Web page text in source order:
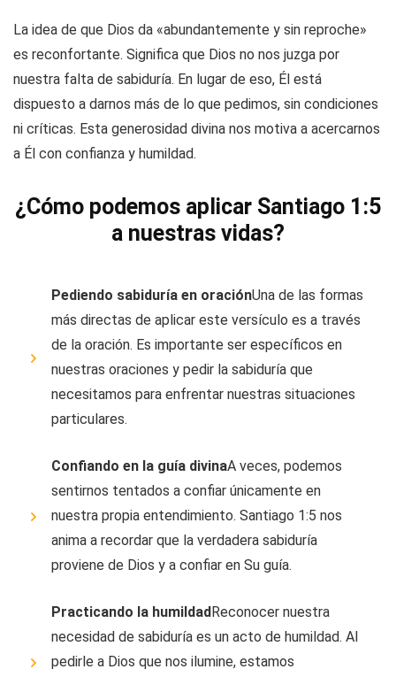
La idea de que Dios da «abundantemente y sin reproche»
es reconfortante. Significa que Dios no nos juzga por
nuestra falta de sabiduría. En lugar de eso, Él está
dispuesto a darnos más de lo que pedimos, sin condiciones
ni críticas. Esta generosidad divina nos motiva a acercarnos
a Él con confianza y humildad.
¿Cómo podemos aplicar Santiago 1:5
a nuestras vidas?
Pediendo sabiduría en oraciónUna de las formas
más directas de aplicar este versículo es a través
de la oración. Es importante ser específicos en
nuestras oraciones y pedir la sabiduría que
necesitamos para enfrentar nuestras situaciones
particulares.
Confiando en la guía divinaA veces, podemos
sentirnos tentados a confiar únicamente en
nuestra propia entendimiento. Santiago 1:5 nos
anima a recordar que la verdadera sabiduría
proviene de Dios y a confiar en Su guía.
Practicando la humildad Reconocer nuestra
necesidad de sabiduría es un acto de humildad. Al
pedirle a Dios que nos ilumine, estamos